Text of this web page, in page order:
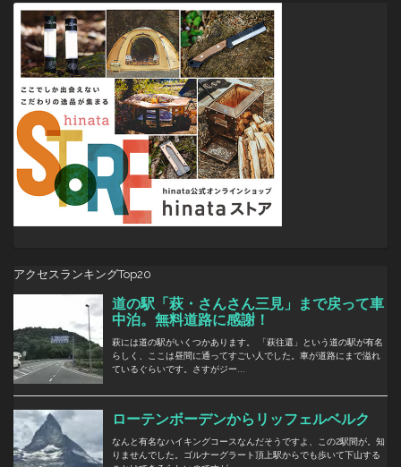
ン
アクセスランキングTop20